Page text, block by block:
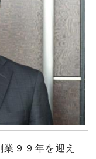
９９年を迎え